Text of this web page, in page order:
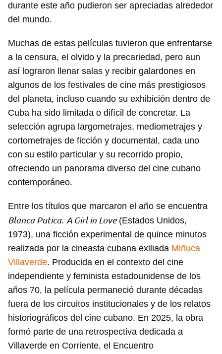
durante este año pudieron ser apreciadas alrededor
del mundo.
Muchas de estas películas tuvieron que enfrentarse
a la censura, el olvido y la precariedad, pero aun
así lograron llenar salas y recibir galardones en
algunos de los festivales de cine más prestigiosos
del planeta, incluso cuando su exhibición dentro de
Cuba ha sido limitada o difícil de concretar. La
selección agrupa largometrajes, mediometrajes y
cortometrajes de ficción y documental, cada uno
con su estilo particular y su recorrido propio,
ofreciendo un panorama diverso del cine cubano
contemporáneo.
Entre los títulos que marcaron el año se encuentra
Blanca Putica. A Girl in Love(Estados Unidos,
1973), una ficción experimental de quince minutos
realizada por la cineasta cubana exiliada Miñuca
Villaverde. Producida en el contexto del cine
independiente y feminista estadounidense de los
años 70, la película permaneció durante décadas
fuera de los circuitos institucionales y de los relatos
historiográficos del cine cubano. En 2025, la obra
formó parte de una retrospectiva dedicada a
Villaverde en Corriente, el Encuentro